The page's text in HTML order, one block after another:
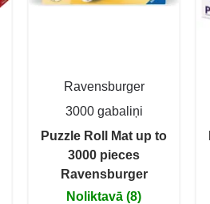
Ravensburger
3000 gabaliņi
Puzzle Roll Mat up to
3000 pieces
Ravensburger
Noliktavā (8)